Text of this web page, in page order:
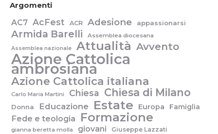
Argomenti
AC7 AcFest ACR Adesione appassionarsi
Armida Barelli Assemblea diocesana
Assemblea nazionale Attualità Avvento
Azione Cattolica
ambrosiana
Azione Cattolica italiana
Carlo Maria Martini Chiesa Chiesa di Milano
Donna Educazione Estate Europa Famiglia
Fede e teologia Formazione
gianna beretta molla giovani Giuseppe Lazzati